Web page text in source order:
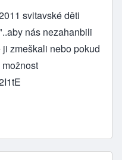
svitavské děti
nás nezahanbili
zmeškali nebo pokud